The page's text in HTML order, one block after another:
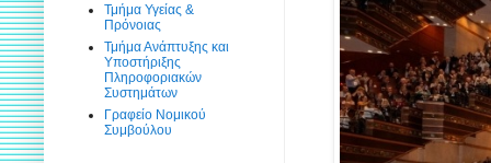
Τμήμα Υγείας &
Πρόνοιας
Τμήμα Ανάπτυξης και
Υποστήριξης
Πληροφοριακών
Συστημάτων
Γραφείο Νομικού
Συμβούλου